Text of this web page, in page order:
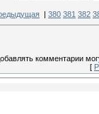
380 381 382
комментарии
[